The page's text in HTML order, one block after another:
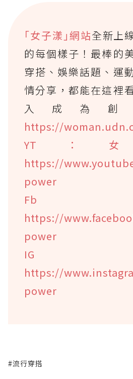
｢女子漾｣網站全新上
的每個樣子！最棒的
穿搭、娛樂話題、運
情分享，都能在這裡
入成為創
https://
YT：
https://
power
Fb
https://
power
IG
https://
power
#流行穿搭